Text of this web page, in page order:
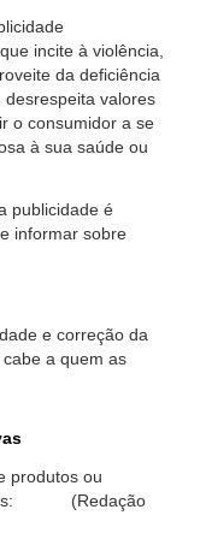
incite à violência,
da deficiência
valores
o consumidor a se
à sua saúde ou
publicidade é
informar sobre
e correção da
a quem as
produtos ou
(Redação